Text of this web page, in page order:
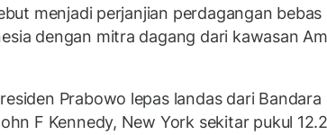
menjadi perjanjian perdagangan bebas
dengan mitra dagang dari kawasan
Prabowo lepas landas dari Bandara
F Kennedy, New York sekitar pukul